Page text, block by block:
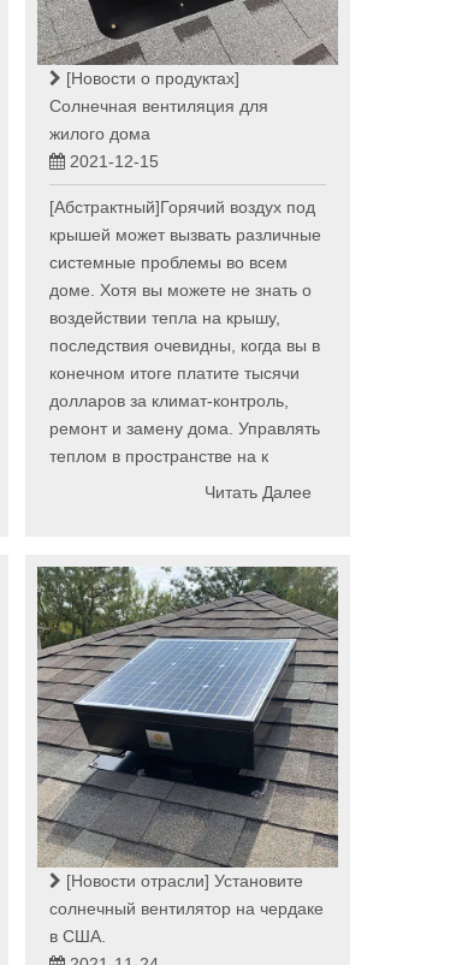
[Новости о продуктах]
Солнечная вентиляция для
жилого дома
2021-12-15
[Абстрактный]Горячий воздух под
крышей может вызвать различные
системные проблемы во всем
доме. Хотя вы можете не знать о
воздействии тепла на крышу,
последствия очевидны, когда вы в
конечном итоге платите тысячи
долларов за климат-контроль,
ремонт и замену дома. Управлять
теплом в пространстве на к
Читать Далее
[Новости отрасли] Установите
солнечный вентилятор на чердаке
в США.